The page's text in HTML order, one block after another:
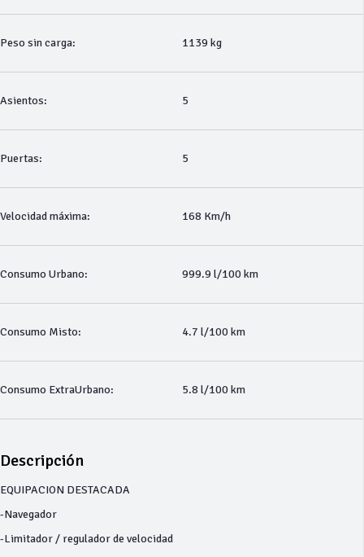
Peso sin carga: 1139 kg
Asientos: 5
Puertas: 5
Velocidad máxima: 168 Km/h
Consumo Urbano: 999.9 l/100 km
Consumo Misto: 4.7 l/100 km
Consumo ExtraUrbano: 5.8 l/100 km
Descripción
EQUIPACION DESTACADA
-Navegador
-Limitador / regulador de velocidad